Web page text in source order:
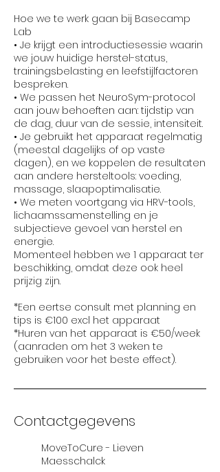
Hoe we te werk gaan bij Basecamp
Lab
• Je krijgt een introductiesessie waarin
we jouw huidige herstel-status,
trainingsbelasting en leefstijlfactoren
bespreken.
• We passen het NeuroSym-protocol
aan jouw behoeften aan: tijdstip van
de dag, duur van de sessie, intensiteit.
• Je gebruikt het apparaat regelmatig
(meestal dagelijks of op vaste
dagen), en we koppelen de resultaten
aan andere hersteltools: voeding,
massage, slaapoptimalisatie.
• We meten voortgang via HRV-tools,
lichaamssamenstelling en je
subjectieve gevoel van herstel en
energie.
Momenteel hebben we 1 apparaat ter
beschikking, omdat deze ook heel
prijzig zijn.
*Een eertse consult met planning en
tips is €100 excl het apparaat
*Huren van het apparaat is €50/week
(aanraden om het 3 weken te
Contactgegevens
MoveToCure - Lieven
Maesschalck